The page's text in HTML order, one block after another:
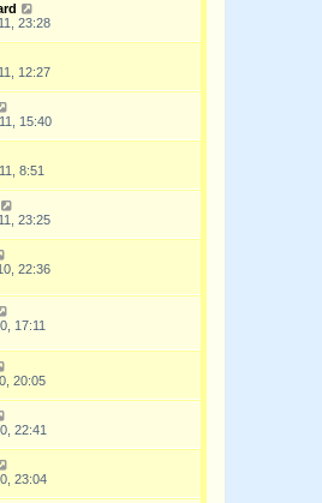
23:28
12:27
15:40
8:51
23:25
22:36
17:11
20:05
22:41
23:04